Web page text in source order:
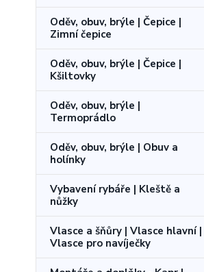
Oděv, obuv, brýle | Čepice |
Zimní čepice
Oděv, obuv, brýle | Čepice |
Kšiltovky
Oděv, obuv, brýle |
Termoprádlo
Oděv, obuv, brýle | Obuv a
holínky
Vybavení rybáře | Kleště a
nůžky
Vlasce a šňůry | Vlasce hlavní |
Vlasce pro navíječky